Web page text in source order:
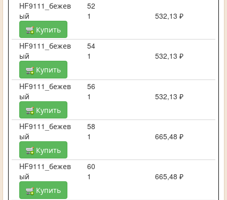
HF9111_бежев
ый
52
1
532,13 ₽
Купить
HF9111_бежев
ый
54
1
532,13 ₽
Купить
HF9111_бежев
ый
56
1
532,13 ₽
Купить
HF9111_бежев
ый
58
1
665,48 ₽
Купить
HF9111_бежев
ый
60
1
665,48 ₽
Купить